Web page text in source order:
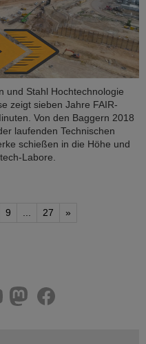
und Stahl Hochtechnologie
zeigt sieben Jahre FAIR-
Von den Baggern 2018
laufenden Technischen
schießen in die Höhe und
Labore.​
9 ... 27 »